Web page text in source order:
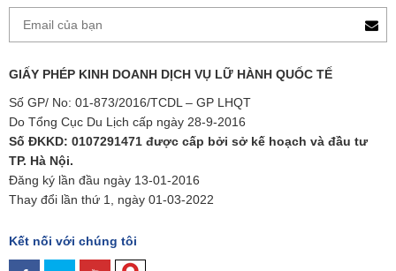
GIẤY PHÉP KINH DOANH DỊCH VỤ LỮ HÀNH QUỐC TẾ
Số GP/ No: 01-873/2016/TCDL – GP LHQT
Do Tổng Cục Du Lịch cấp ngày 28-9-2016
Số ĐKKD: 0107291471 được cấp bởi sở kế hoạch và đầu tư
TP. Hà Nội.
Đăng ký lần đầu ngày 13-01-2016
Thay đổi lần thứ 1, ngày 01-03-2022
Kết nối với chúng tôi